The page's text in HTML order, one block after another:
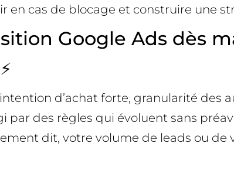
cas de blocage et construire une
Google Ads dès
d’achat forte, granularité des
des règles qui évoluent sans
dit, votre volume de leads ou